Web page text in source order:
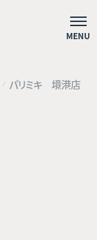
MENU
パリミキ 境港店